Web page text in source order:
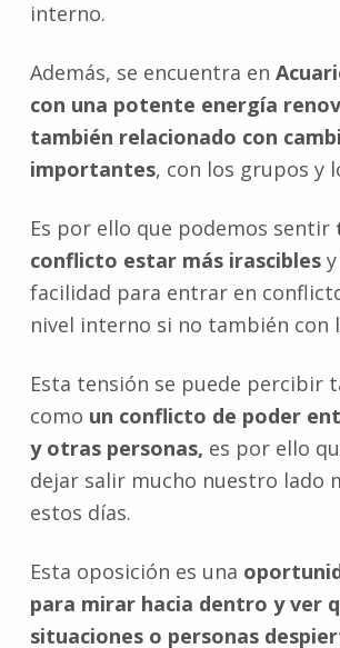
interno.
Además, se encuentra en
con una potente energía
también relacionado con
importantes, con los grupos y
Es por ello que podemos sentir
conflicto estar más irasciblesy
facilidad para entrar en
nivel interno si no también con
Esta tensión se puede percibir
como un conflicto de poder
y otras personas, es por ello
dejar salir mucho nuestro lado
estos días.
Esta oposición es una
para mirar hacia dentro y ver
situaciones o personas